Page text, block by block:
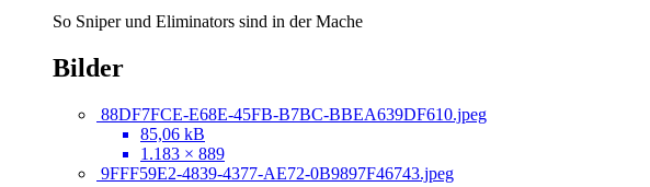
So Sniper und Eliminators sind in der Mache
Bilder
88DF7FCE-E68E-45FB-B7BC-BBEA639DF610.jpeg
85,06 kB
1.183 × 889
9FFF59E2-4839-4377-AE72-0B9897F46743.jpeg